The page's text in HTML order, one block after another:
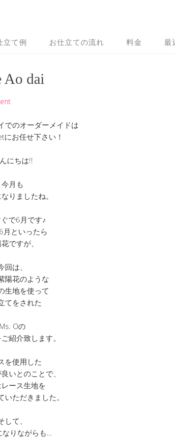
立て例 お仕立ての流れ 料金 最
Ao dai
でのオーダーメイドは
にお任せ下さい！
にちは!!
今月も
りましたね。
で6月です♪
月といったら
ですが、
回は、
陽花のような
生地を使って
てをされた
Ms. Oの
紹介致します。
を使用した
いとのことで、
レース生地を
いただきました。
して、
なりながらも…